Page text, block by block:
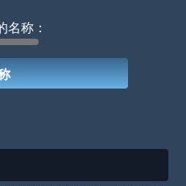
Cats
名称：